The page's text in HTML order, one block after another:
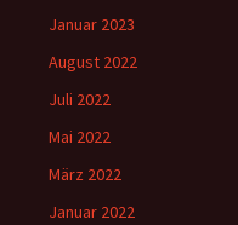
Januar 2023
August 2022
Juli 2022
Mai 2022
März 2022
Januar 2022